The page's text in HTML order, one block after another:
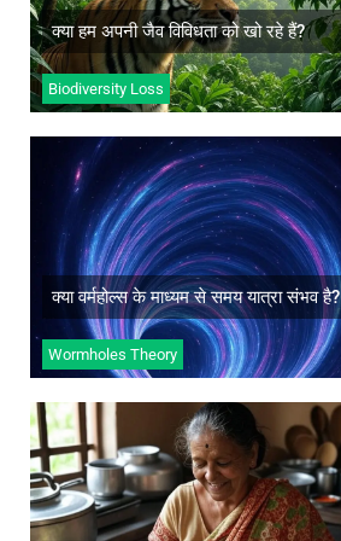
क्या हम अपनी जैव विविधता को खो रहे हैं?
Biodiversity Loss
अधिक जानें
क्या वर्महोल्स के माध्यम से समय यात्रा संभव है?
Wormholes Theory
क्या वर्महोल्स के माध्यम से समय यात्रा संभव
है?
अधिक जानें
आयुर्वेदिक पाक कला: स्वास्थ्य और स्वाद का
संतुलन